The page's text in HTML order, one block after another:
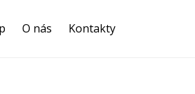
object from empty value in
/data/
O nás Kontakty